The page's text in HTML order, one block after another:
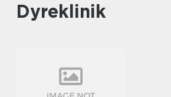
dyreklinik